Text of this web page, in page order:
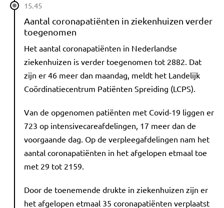
15.45
Aantal coronapatiënten in ziekenhuizen verder
toegenomen
Het aantal coronapatiënten in Nederlandse
ziekenhuizen is verder toegenomen tot 2882. Dat
zijn er 46 meer dan maandag, meldt het Landelijk
Coördinatiecentrum Patiënten Spreiding (LCPS).
Van de opgenomen patiënten met Covid-19 liggen er
723 op intensivecareafdelingen, 17 meer dan de
voorgaande dag. Op de verpleegafdelingen nam het
aantal coronapatiënten in het afgelopen etmaal toe
met 29 tot 2159.
Door de toenemende drukte in ziekenhuizen zijn er
het afgelopen etmaal 35 coronapatiënten verplaatst